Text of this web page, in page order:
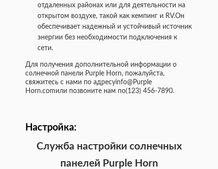
отдаленных районах или для деятельности на
открытом воздухе, такой как кемпинг и RV.Он
обеспечивает надежный и устойчивый источник
энергии без необходимости подключения к
сети.
Для получения дополнительной информации о
солнечной панели Purple Horn, пожалуйста,
свяжитесь с нами по адресуinfo@Purple
Horn.comили позвоните нам по(123) 456-7890.
Настройка:
Служба настройки солнечных
панелей Purple Horn